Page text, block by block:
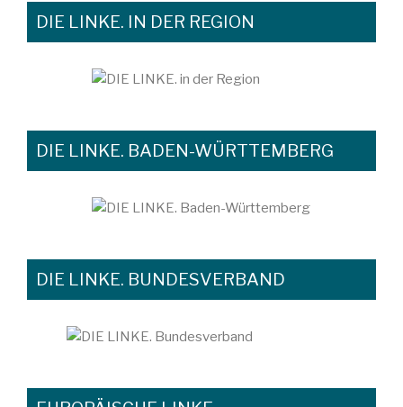
DIE LINKE. IN DER REGION
DIE LINKE. BADEN-WÜRTTEMBERG
DIE LINKE. BUNDESVERBAND